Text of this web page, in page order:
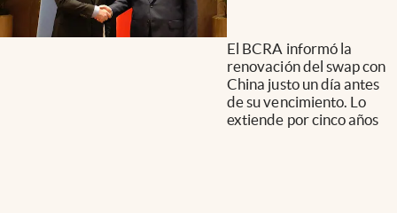
El BCRA informó la
renovación del swap con
China justo un día antes
de su vencimiento. Lo
extiende por cinco años